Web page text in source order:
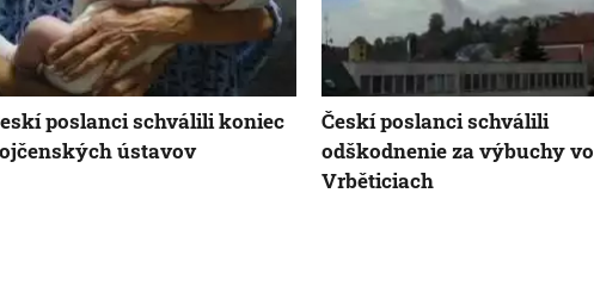
poslanci schválili koniec
ústavov
Českí poslanci schválili
odškodnenie za výbuchy vo
Vrběticiach